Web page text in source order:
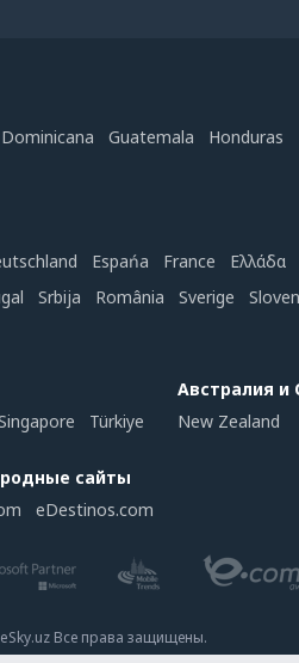
Guatemala Honduras
Espańa France
Ελλάδα
Srbija România Sverige
Türkiye
Австралия и
New Zealand
сайты
eDestinos.com
Все права защищены.